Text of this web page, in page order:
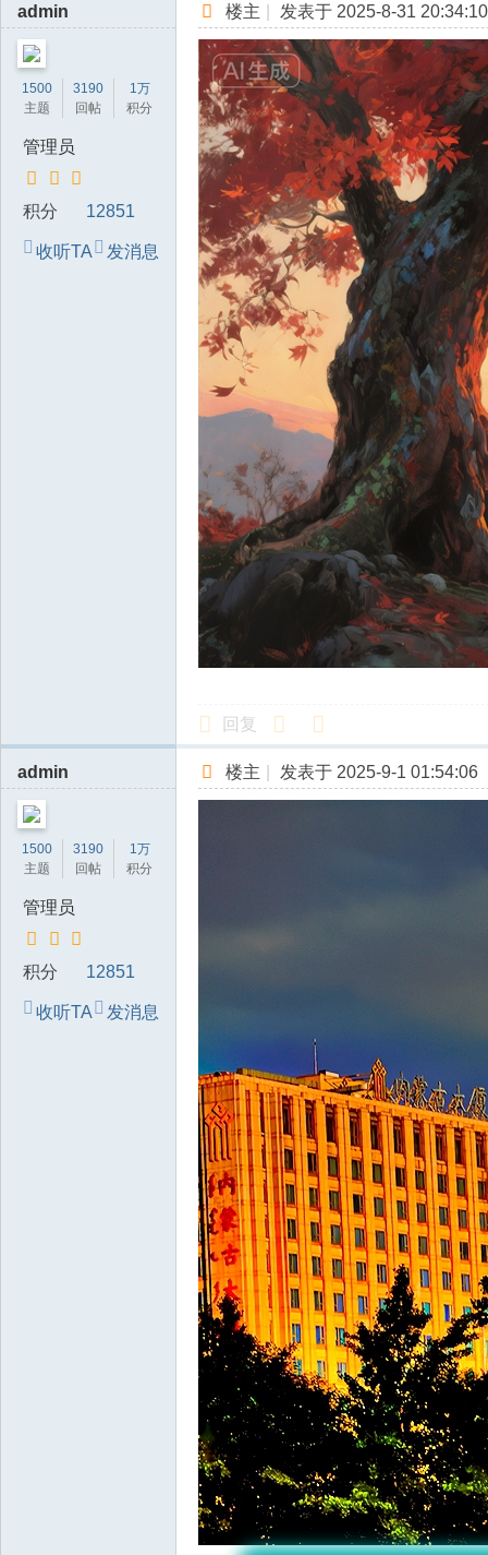
admin
1500
主题
3190
回帖
1万
积分
管理员
积分 12851
收听TA 发消息
楼主 发表于 2025-8-31 20:34:10
回复
admin
1500
主题
3190
回帖
1万
积分
管理员
积分 12851
收听TA 发消息
楼主 发表于 2025-9-1 01:54:06